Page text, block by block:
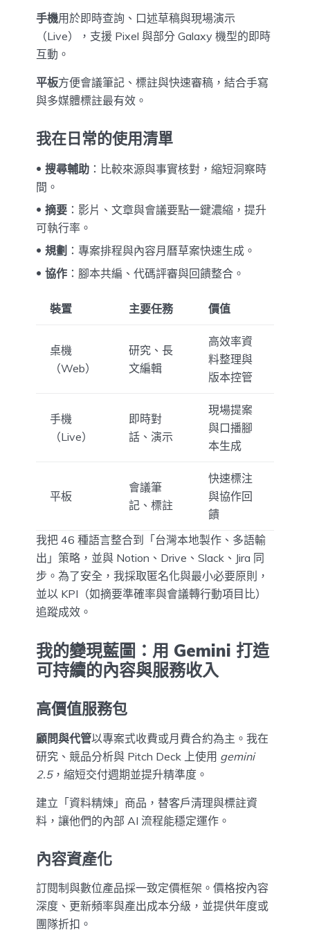
手機用於即時查詢、口述草稿與現場演示
（Live），支援 Pixel 與部分 Galaxy 機型的即時
互動。
平板方便會議筆記、標註與快速審稿，結合手寫
與多媒體標註最有效。
我在日常的使用清單
搜尋輔助 ：比較來源與事實核對，縮短洞察時
間。
摘要 ：影片、文章與會議要點一鍵濃縮，提升
可執行率。
規劃 ：專案排程與內容月曆草案快速生成。
協作 ：腳本共編、代碼評審與回饋整合。
裝置 主要任務 價值
桌機
（Web）
研究、長
文編輯
高效率資
料整理與
版本控管
手機
（Live）
即時對
話、演示
現場提案
與口播腳
本生成
平板
會議筆
記、標註
快速標注
與協作回
饋
我把 46 種語言整合到「台灣本地製作、多語輸
出」策略，並與 Notion、Drive、Slack、Jira 同
步。為了安全，我採取匿名化與最小必要原則，
並以 KPI（如摘要準確率與會議轉行動項目比）
追蹤成效。
我的變現藍圖：用 Gemini 打造
可持續的內容與服務收入
高價值服務包
顧問與代管以專案式收費或月費合約為主。我在
研究、競品分析與 Pitch Deck 上使用 gemini
2.5，縮短交付週期並提升精準度。
建立「資料精煉」商品，替客戶清理與標註資
料，讓他們的內部 AI 流程能穩定運作。
內容資產化
訂閱制與數位產品採一致定價框架。價格按內容
深度、更新頻率與產出成本分級，並提供年度或
團隊折扣。